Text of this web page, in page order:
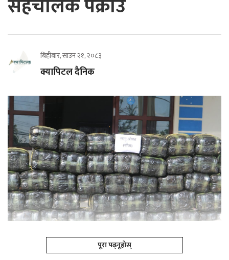
सहचालक पक्राउ
बिहीबार, साउन २१, २०८३
क्यापिटल दैनिक
पूरा पढ्नूहोस्